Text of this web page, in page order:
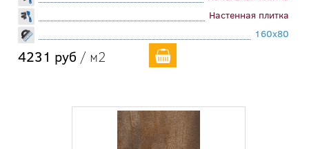
Настенная плитка
160x80
4231 руб / м2